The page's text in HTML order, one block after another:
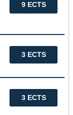
9 ECTS
3 ECTS
3 ECTS